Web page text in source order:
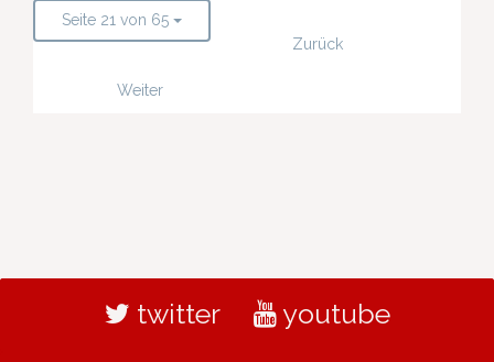
Seite 21 von 65
Zurück
Weiter
twitter youtube